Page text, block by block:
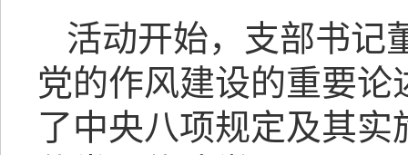
活动开始，支部书记
党的作风建设的重要
了中央八项规定及其